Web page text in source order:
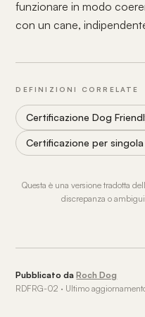
funzionare in modo
con un cane,
DEFINIZIONI CORRELATE
Certificazione Dog
Certificazione per
Questa è una versione tradotta
discrepanza o
Pubblicato daRoch Dog
RDFRG-02 · Ultimo